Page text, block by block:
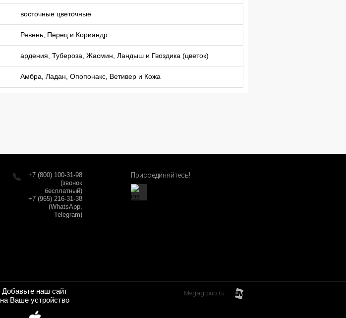
восточные цветочные
Ревень, Перец и Кориандр
ардения, Тубероза, Жасмин, Ландыш и Гвоздика (цветок)
Амбра, Ладан, Опопонакс, Ветивер и Кожа
Присоединяйтесь!
+7 (800) 100-31-98
(звонок
бесплатный)
+7 (965) 216-31-38
(WhatsApp,
Telegram)
Добавьте наш сайт
на Ваше устройство
Megagroup.ru